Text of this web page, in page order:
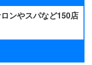
ンやスパなど150店